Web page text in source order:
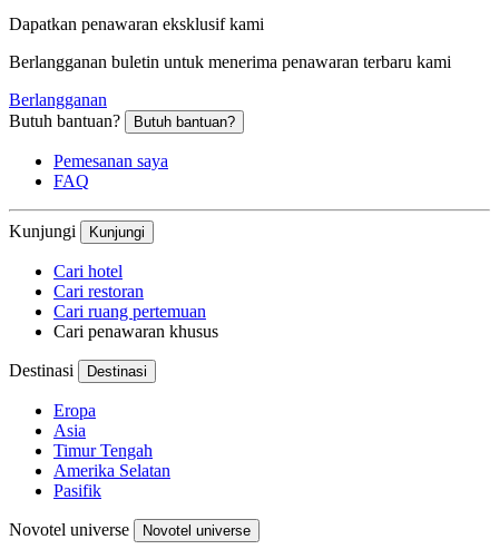
Dapatkan penawaran eksklusif kami
Berlangganan buletin untuk menerima penawaran terbaru kami
Berlangganan
Butuh bantuan?
Butuh bantuan?
Pemesanan saya
FAQ
Kunjungi Kunjungi
Cari hotel
Cari restoran
Cari ruang pertemuan
Cari penawaran khusus
Destinasi Destinasi
Eropa
Asia
Timur Tengah
Amerika Selatan
Pasifik
Novotel universe Novotel universe